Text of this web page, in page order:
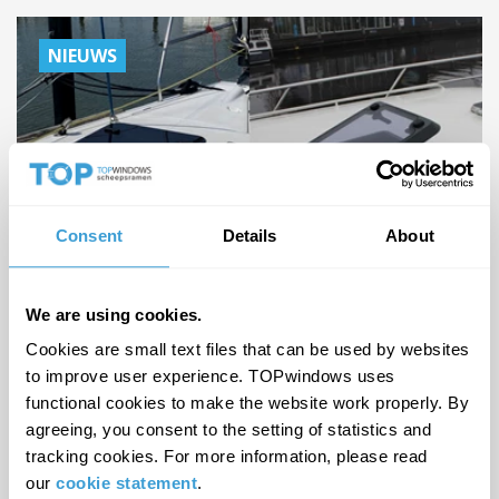
Consent Details About
We are using cookies.
Cookies are small text files that can be used by websites
to improve user experience. TOPwindows uses
functional cookies to make the website work properly. By
agreeing, you consent to the setting of statistics and
tracking cookies. For more information, please read
our cookie statement.
20.000STE SCHEEPSRAAM
Het 20.000ste scheepsraam met condensvrij
Lees meer
NIEUWS
DEKLUIKEN
Folkert Roest | 01 feb 2024